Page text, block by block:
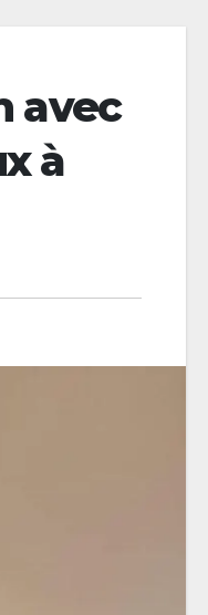
avec
à